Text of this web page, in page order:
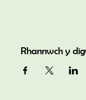
Rhannwch y